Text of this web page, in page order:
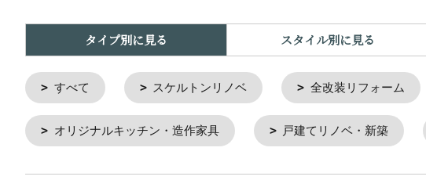
タイプ別に見る スタイル別に見る
すべて スケルトンリノベ 全改装リフォーム
オリジナルキッチン・造作家具 戸建てリノベ・新築